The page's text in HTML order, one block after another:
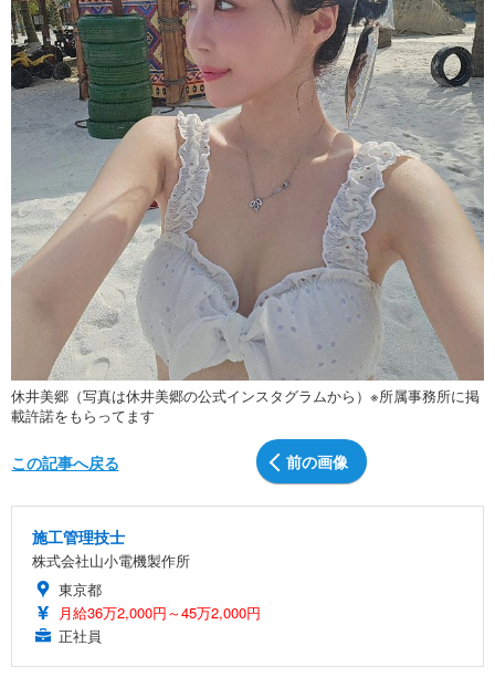
休井美郷（写真は休井美郷の公式インスタグラムから）※所属事務所に掲
載許諾をもらってます
前の画像
この記事へ戻る
施工管理技士
株式会社山小電機製作所
東京都
月給36万2,000円～45万2,000円
正社員